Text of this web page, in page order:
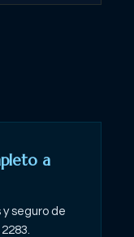
a
seguro de